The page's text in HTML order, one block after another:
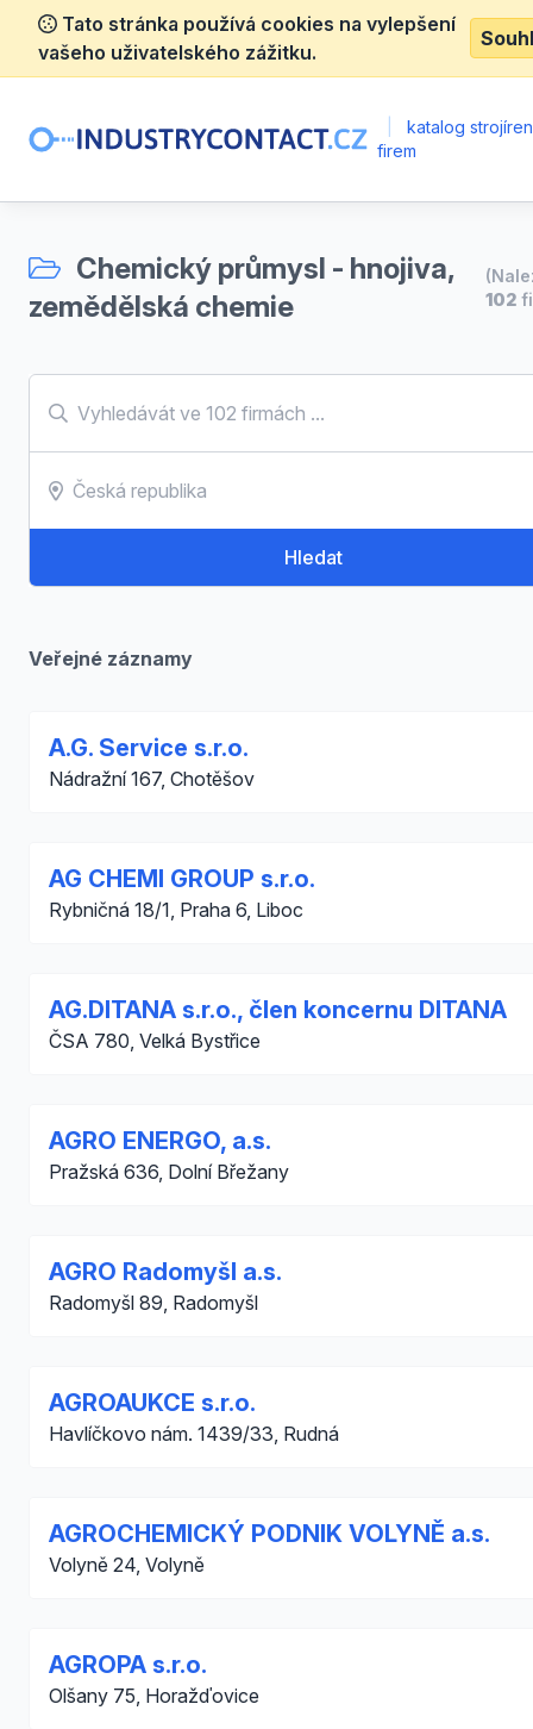
Tato stránka používá cookies na vylepšení
vašeho uživatelského zážitku.
katalog
firem
Chemický průmysl - hnojiva,
zemědělská chemie
102
Hledat
Veřejné záznamy
A.G. Service s.r.o.
Nádražní 167, Chotěšov
AG CHEMI GROUP s.r.o.
Rybničná 18/1, Praha 6, Liboc
AG.DITANA s.r.o., člen koncernu DITANA
ČSA 780, Velká Bystřice
AGRO ENERGO, a.s.
Pražská 636, Dolní Břežany
AGRO Radomyšl a.s.
Radomyšl 89, Radomyšl
AGROAUKCE s.r.o.
Havlíčkovo nám. 1439/33, Rudná
AGROCHEMICKÝ PODNIK VOLYNĚ a.s.
Volyně 24, Volyně
AGROPA s.r.o.
Olšany 75, Horažďovice